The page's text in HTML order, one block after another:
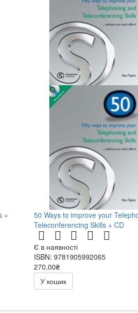
+
50 Ways to improve your
Teleconferencing Skills + CD
Є в наявності
ISBN: 9781905992065
270.00₴
540.00₴
У кошик